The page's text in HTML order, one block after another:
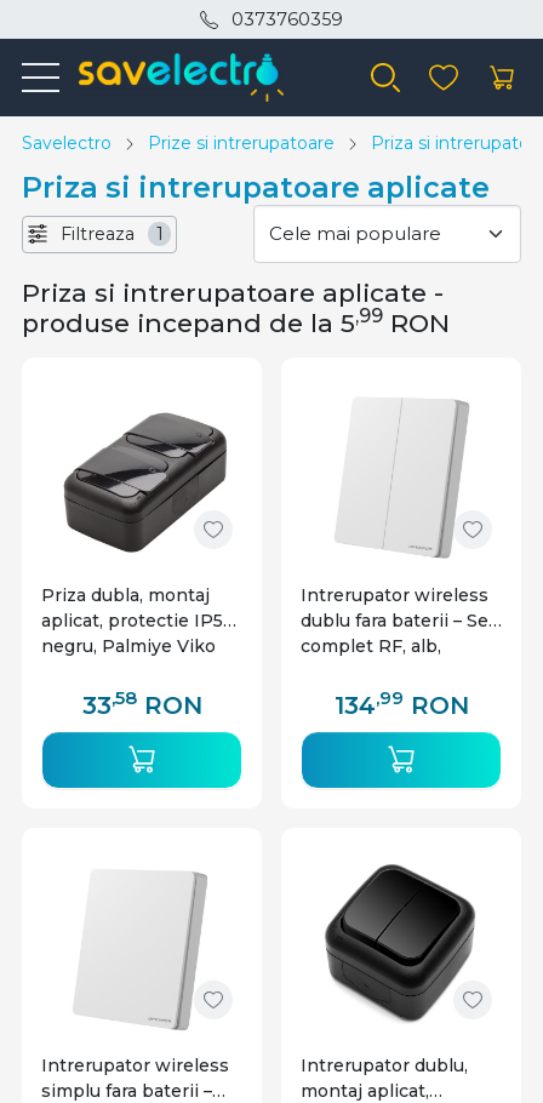
0373760359
Savelectro Prize si intrerupatoare Priza si
Priza si intrerupatoare aplicate
Filtreaza 1
Priza si intrerupatoare aplicate -
produse incepand de la 5,99 RON
Priza dubla, montaj
aplicat, protectie IP54,
negru, Palmiye Viko
33,58 RON
Intrerupator wireless
dublu fara baterii – Set
complet RF, alb,
134,99 RON
Intrerupator wireless
simplu fara baterii –
Intrerupator dublu,
montaj aplicat,